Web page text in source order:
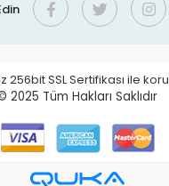
256bit SSL Sertifikası ile
2025 Tüm Hakları Saklıdır